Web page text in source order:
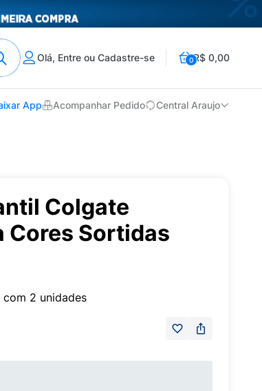
Olá, Entre ou Cadastre-se 0R$ 0,00
App Acompanhar Pedido Central Araujo
Colgate
Cores Sortidas
2 unidades